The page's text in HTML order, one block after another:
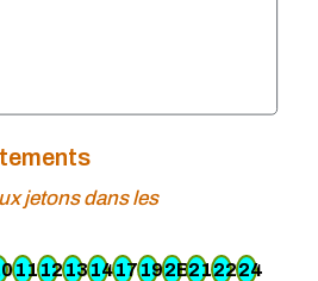
jetons dans les
1112131417192B212224